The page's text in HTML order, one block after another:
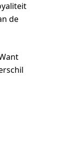
de